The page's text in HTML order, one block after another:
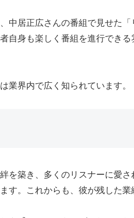
中居正広さんの番組で見せた
自身も楽しく番組を進行でき
業界内で広く知られています。
を築き、多くのリスナーに愛
。これからも、彼が残した業